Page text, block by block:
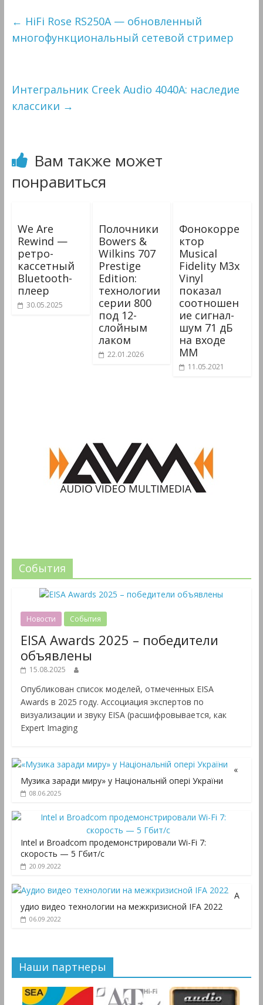
← HiFi Rose RS250A — обновленный
многофункциональный сетевой стример
Интегральник Creek Audio 4040A: наследие
классики →
Вам также может
понравиться
We Are
Rewind —
ретро-
кассетный
Bluetooth-
плеер
30.05.2025
Полочники
Bowers &
Wilkins 707
Prestige
Edition:
технологии
серии 800
под 12-
слойным
лаком
22.01.2026
Фонокорре
ктор
Musical
Fidelity M3x
Vinyl
показал
соотношен
ие сигнал-
шум 71 дБ
на входе
MM
11.05.2021
События
Новости События
EISA Awards 2025 – победители
объявлены
15.08.2025
Опубликован список моделей, отмеченных EISA
Awards в 2025 году. Ассоциация экспертов по
визуализации и звуку EISA (расшифровывается, как
Expert Imaging
«
Музика заради миру» у Національній опері України
08.06.2025
Intel и Broadcom продемонстрировали Wi-Fi 7:
скорость — 5 Гбит/с
20.09.2022
А
удио видео технологии на межкризисной IFA 2022
06.09.2022
Наши партнеры